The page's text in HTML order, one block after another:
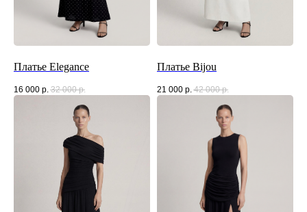
Платье Elegance
16 000 р. 32 000 р.
Платье Bijou
21 000 р. 42 000 р.